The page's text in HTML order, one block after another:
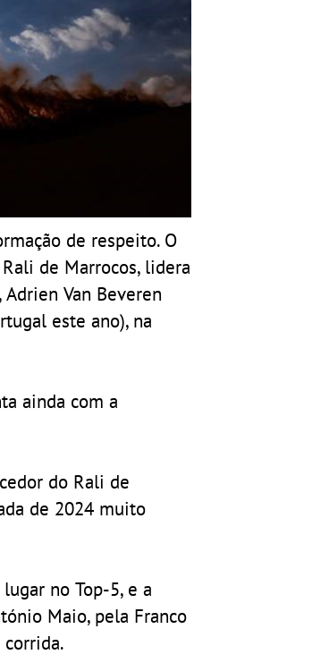
de respeito. O
de Marrocos, lidera
Van Beveren
este ano), na
ainda com a
do Rali de
de 2024 muito
no Top-5, e a
Maio, pela Franco